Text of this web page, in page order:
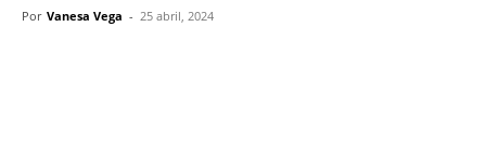
Por Vanesa Vega - 25 abril, 2024